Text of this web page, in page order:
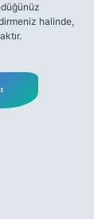
halinde,